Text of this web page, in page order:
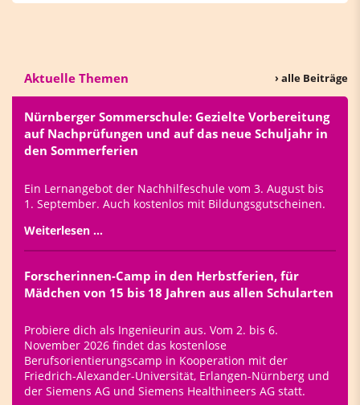
Aktuelle Themen › alle Beiträge
Nürnberger Sommerschule: Gezielte Vorbereitung
auf Nachprüfungen und auf das neue Schuljahr in
den Sommerferien
Ein Lernangebot der Nachhilfeschule vom 3. August bis
1. September. Auch kostenlos mit Bildungsgutscheinen.
Weiterlesen …
Forscherinnen-Camp in den Herbstferien, für
Mädchen von 15 bis 18 Jahren aus allen Schularten
Probiere dich als Ingenieurin aus. Vom 2. bis 6.
November 2026 findet das kostenlose
Berufsorientierungscamp in Kooperation mit der
Friedrich-Alexander-Universität, Erlangen-Nürnberg und
der Siemens AG und Siemens Healthineers AG statt.